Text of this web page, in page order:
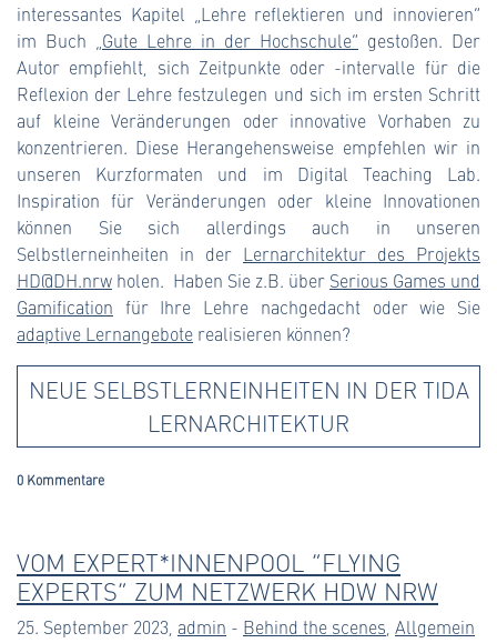
interessantes Kapitel „Lehre reflektieren und innovieren“
im Buch
„Gute Lehre in der Hochschule“ gestoßen. Der
Autor empfiehlt, sich Zeitpunkte oder -intervalle für die
Reflexion der Lehre festzulegen und sich im ersten Schritt
auf kleine Veränderungen oder innovative Vorhaben zu
konzentrieren. Diese Herangehensweise empfehlen wir in
unseren Kurzformaten und im Digital Teaching Lab.
Inspiration für Veränderungen oder kleine Innovationen
können Sie sich allerdings auch in unseren
Selbstlerneinheiten in der Lernarchitektur des Projekts
HD@DH.nrw holen. Haben Sie z.B. über Serious Games und
Gamification für Ihre Lehre nachgedacht oder wie Sie
adaptive Lernangebote realisieren können?
NEUE SELBSTLERNEINHEITEN IN DER TIDA
LERNARCHITEKTUR
0 Kommentare
VOM EXPERT*INNENPOOL “FLYING
EXPERTS” ZUM NETZWERK HDW NRW
25. September 2023, admin - Behind the scenes Allgemein